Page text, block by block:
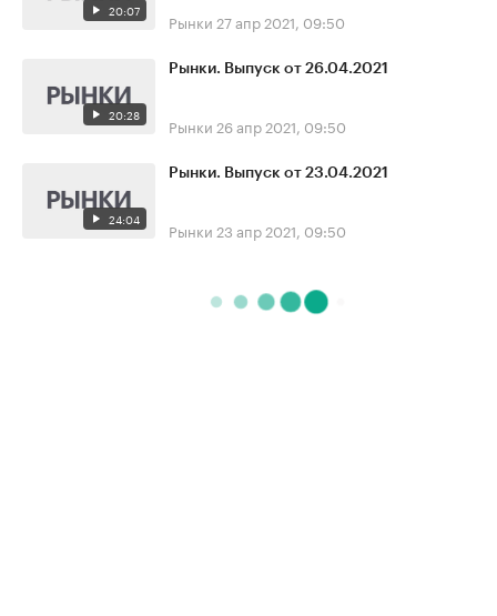
20:07 Рынки 27 апр 2021, 09:50
20:28
Рынки. Выпуск от 26.04.2021
Рынки 26 апр 2021, 09:50
24:04
Рынки. Выпуск от 23.04.2021
Рынки 23 апр 2021, 09:50